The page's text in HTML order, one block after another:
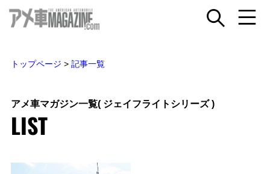
トップページ > 記事一覧
アメ車マガジン一覧( ジェイフライトシリーズ )
LIST